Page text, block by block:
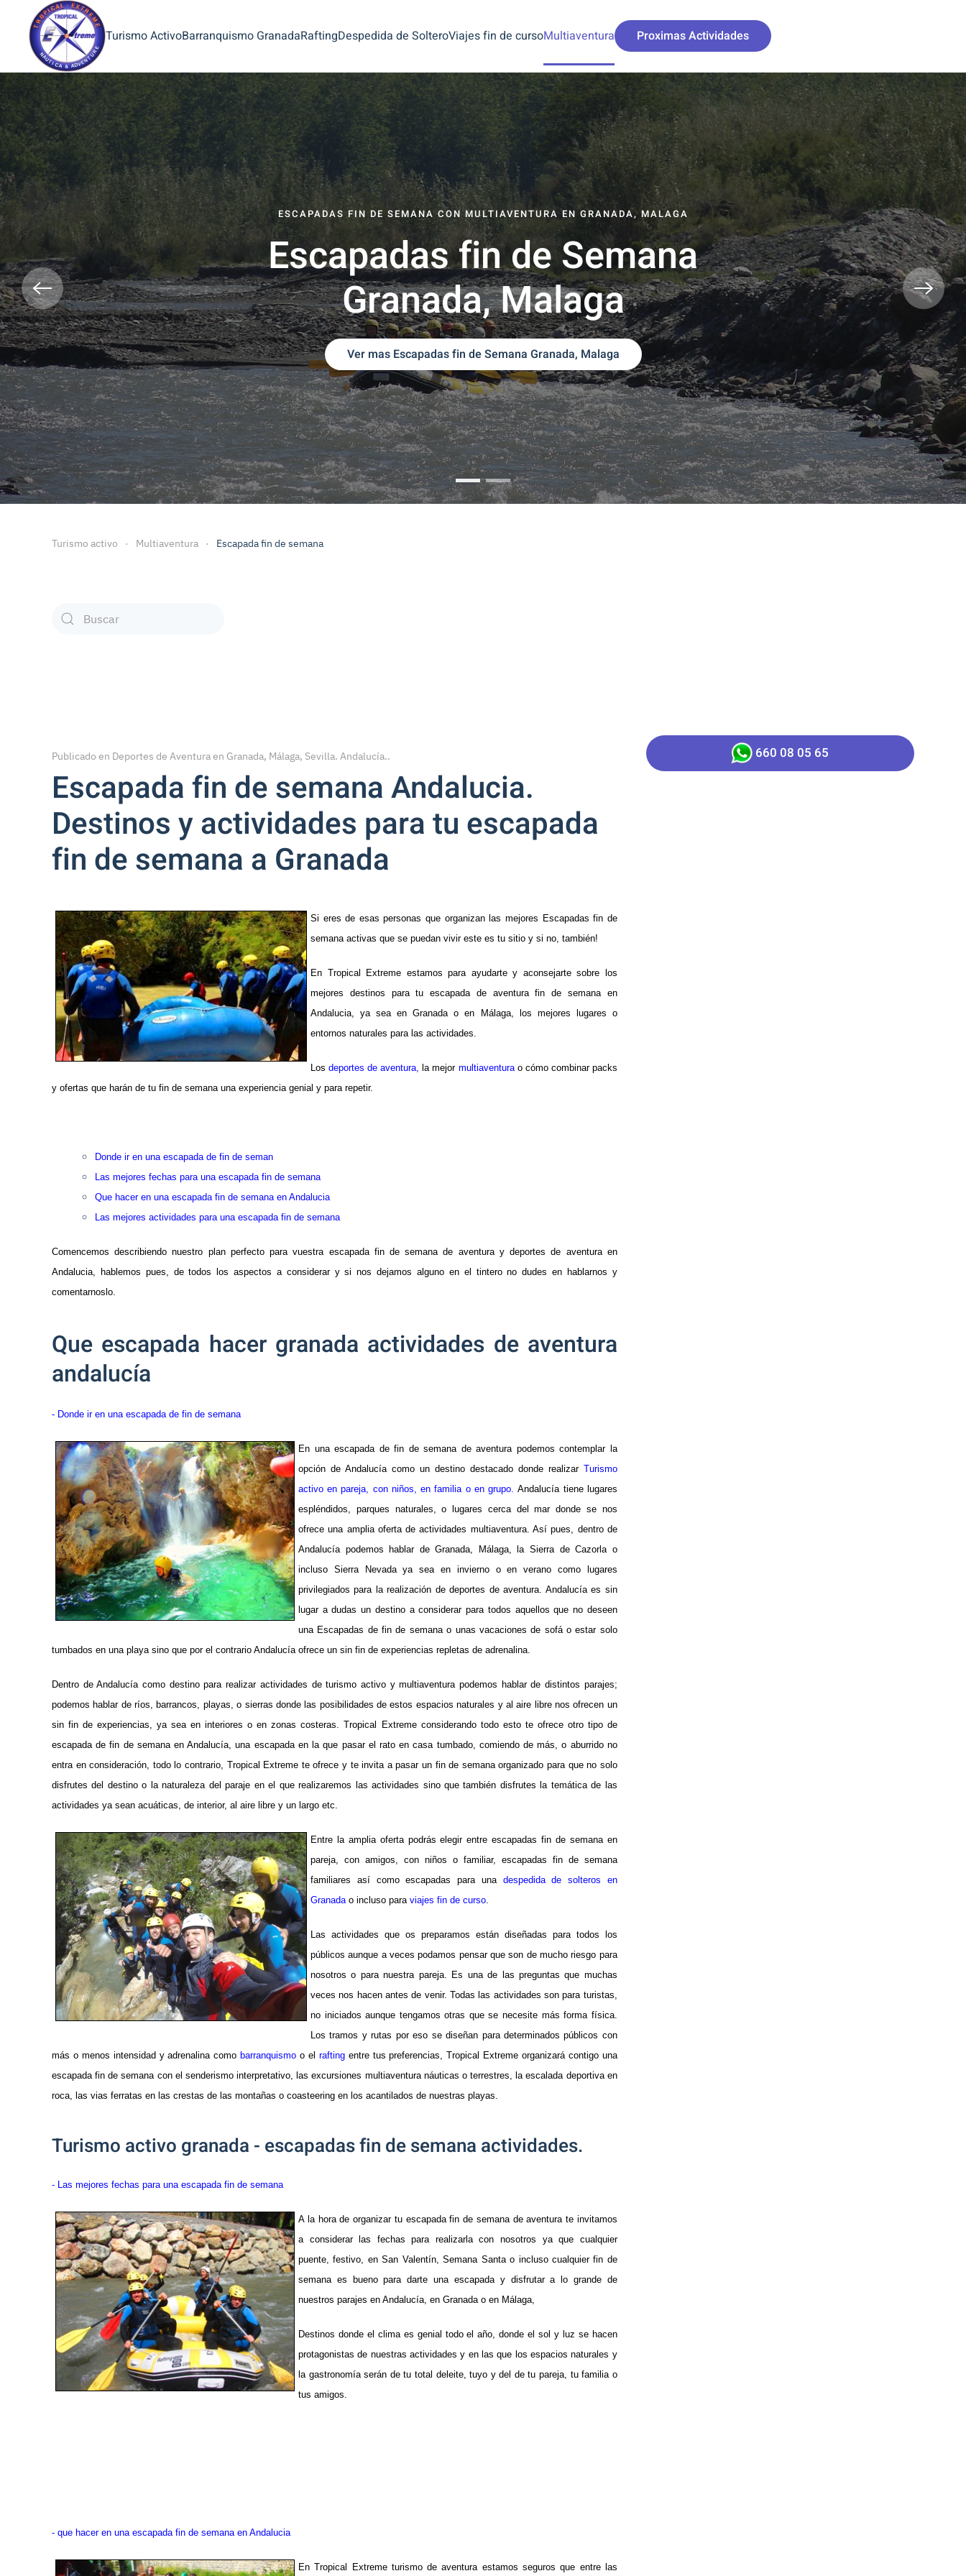
Turismo ActivoBarranquismo GranadaRaftingDespedida de SolteroViajes fin de cursoMultiaventura Proximas Actividades
ESCAPADAS FIN DE SEMANA CON MULTIAVENTURA EN GRANADA, MALAGA
Escapadas fin de Semana
Granada, Malaga
Ver mas Escapadas fin de Semana Granada, Malaga
Escapadas fin de Semana Granada, Malaga
Ofertas Escapadas Fin de semana Granada, Malaga
Turismo activo Multiaventura Escapada fin de semana
Publicado en Deportes de Aventura en Granada, Málaga, Sevilla. Andalucía..
Escapada fin de semana Andalucia.
Destinos y actividades para tu escapada
fin de semana a Granada
Si eres de esas personas que organizan las mejores Escapadas fin de
semana activas que se puedan vivir este es tu sitio y si no, también!
En Tropical Extreme estamos para ayudarte y aconsejarte sobre los
mejores destinos para tu escapada de aventura fin de semana en
Andalucia, ya sea en Granada o en Málaga, los mejores lugares o
entornos naturales para las actividades.
Losdeportes de aventura, la mejor multiaventura o cómo combinar packs
y ofertas que harán de tu fin de semana una experiencia genial y para repetir.
Donde ir en una escapada de fin de seman
Las mejores fechas para una escapada fin de semana
Que hacer en una escapada fin de semana en Andalucia
Las mejores actividades para una escapada fin de semana
Comencemos describiendo nuestro plan perfecto para vuestra escapada fin de semana de aventura y deportes de aventura en
Andalucia, hablemos pues, de todos los aspectos a considerar y si nos dejamos alguno en el tintero no dudes en hablarnos y
comentarnoslo.
Que escapada hacer granada actividades de aventura
andalucía
- Donde ir en una escapada de fin de semana
En una escapada de fin de semana de aventura podemos contemplar la
opción de Andalucía como un destino destacado donde realizar Turismo
activo en pareja, con niños, en familia o en grupo. Andalucía tiene lugares
espléndidos, parques naturales, o lugares cerca del mar donde se nos
ofrece una amplia oferta deactividades multiaventura. Así pues, dentro de
Andalucía podemos hablar de Granada, Málaga, la Sierra de Cazorla o
incluso Sierra Nevada ya sea en invierno o en verano como lugares
privilegiados para la realización de deportes de aventura. Andalucía es sin
lugar a dudas un destino a considerar para todos aquellos que no deseen
una Escapadas de fin de semana o unas vacaciones de sofá o estar solo
tumbados en una playa sino que por el contrario Andalucía ofrece un sin fin de experiencias repletas de adrenalina.
Dentro de Andalucía como destino para realizar actividades de turismo activo y multiaventura podemos hablar de distintos parajes;
podemos hablar de ríos, barrancos, playas, o sierras donde las posibilidades de estos espacios naturales y al aire libre nos ofrecen un
sin fin de experiencias, ya sea en interiores o en zonas costeras.Tropical Extreme considerando todo esto te ofrece otro tipo de
escapada de fin de semana en Andalucía, una escapada en la que pasar el rato en casa tumbado, comiendo de más, o aburrido no
entra en consideración, todo lo contrario, Tropical Extreme te ofrece y te invita a pasar un fin de semana organizado para que no solo
disfrutes del destino o la naturaleza del paraje en el que realizaremos las actividades sino que también disfrutes la temática de las
actividades ya sean acuáticas, de interior, al aire libre y un largo etc.
Entre la amplia oferta podrás elegir entre escapadas fin de semana en
pareja, con amigos, con niños o familiar, escapadas fin de semana
familiares así como escapadas para una despedida de solteros en
Granada o incluso para viajes fin de curso.
Las actividades que os preparamos están diseñadas para todos los
públicos aunque a veces podamos pensar que son de mucho riesgo para
nosotros o para nuestra pareja. Es una de las preguntas que muchas
veces nos hacen antes de venir. Todas las actividades son para turistas,
no iniciados aunque tengamos otras que se necesite más forma física.
Los tramos y rutas por eso se diseñan para determinados públicos con
más o menos intensidad y adrenalina como barranquismo o el raftingentre tus preferencias, Tropical Extreme organizará contigo una
escapada fin de semana con el senderismo interpretativo, las excursiones multiaventura náuticas o terrestres, la escalada deportiva en
roca, las vias ferratas en las crestas de las montañas o coasteering en los acantilados de nuestras playas.
Turismo activo granada - escapadas fin de semana actividades.
- Las mejores fechas para una escapada fin de semana
A la hora de organizar tu escapada fin de semana de aventura te invitamos
a considerar las fechas para realizarla con nosotros ya que cualquier
puente, festivo, en San Valentín, Semana Santa o incluso cualquier fin de
semana es bueno para darte una escapada y disfrutar a lo grande de
nuestros parajes en Andalucía, en Granada o en Málaga,
Destinos donde el clima es genial todo el año, donde el sol y luz se hacen
protagonistas de nuestras actividades y en las que los espacios naturales y
la gastronomía serán de tu total deleite, tuyo y del de tu pareja, tu familia o
tus amigos.
- que hacer en una escapada fin de semana en Andalucia
En Tropical Extreme turismo de aventura estamos seguros que entre las
660 08 05 65